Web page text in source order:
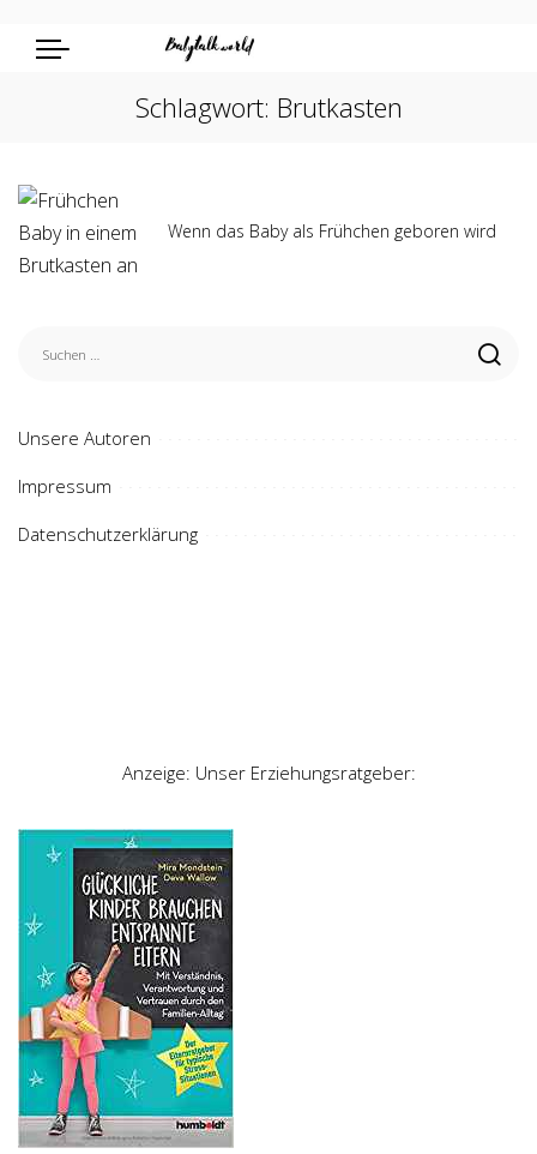
Schlagwort: Brutkasten
Wenn das Baby als Frühchen geboren wird
Unsere Autoren
Impressum
Datenschutzerklärung
Anzeige: Unser Erziehungsratgeber: